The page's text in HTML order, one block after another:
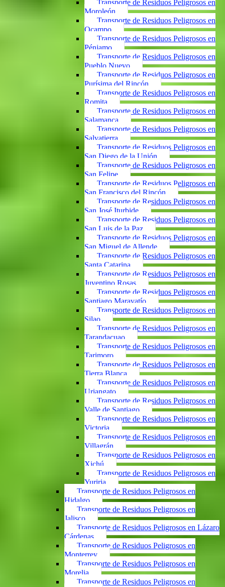
Transporte de Residuos Peligrosos en
Moroleón
Transporte de Residuos Peligrosos en
Ocampo
Transporte de Residuos Peligrosos en
Pénjamo
Transporte de Residuos Peligrosos en
Pueblo Nuevo
Transporte de Residuos Peligrosos en
Purísima del Rincón
Transporte de Residuos Peligrosos en
Romita
Transporte de Residuos Peligrosos en
Salamanca
Transporte de Residuos Peligrosos en
Salvatierra
Transporte de Residuos Peligrosos en
San Diego de la Unión
Transporte de Residuos Peligrosos en
San Felipe
Transporte de Residuos Peligrosos en
San Francisco del Rincón
Transporte de Residuos Peligrosos en
San José Iturbide
Transporte de Residuos Peligrosos en
San Luis de la Paz
Transporte de Residuos Peligrosos en
San Miguel de Allende
Transporte de Residuos Peligrosos en
Santa Catarina
Transporte de Residuos Peligrosos en
Juventino Rosas
Transporte de Residuos Peligrosos en
Santiago Maravatío
Transporte de Residuos Peligrosos en
Silao
Transporte de Residuos Peligrosos en
Tarandacuao
Transporte de Residuos Peligrosos en
Tarimoro
Transporte de Residuos Peligrosos en
Tierra Blanca
Transporte de Residuos Peligrosos en
Uriangato
Transporte de Residuos Peligrosos en
Valle de Santiago
Transporte de Residuos Peligrosos en
Victoria
Transporte de Residuos Peligrosos en
Villagrán
Transporte de Residuos Peligrosos en
Xichú
Transporte de Residuos Peligrosos en
Yuriria
Transporte de Residuos Peligrosos en
Hidalgo
Transporte de Residuos Peligrosos en
Jalisco
Transporte de Residuos Peligrosos en Lázaro
Cárdenas
Transporte de Residuos Peligrosos en
Monterrey
Transporte de Residuos Peligrosos en
Morelia
Transporte de Residuos Peligrosos en